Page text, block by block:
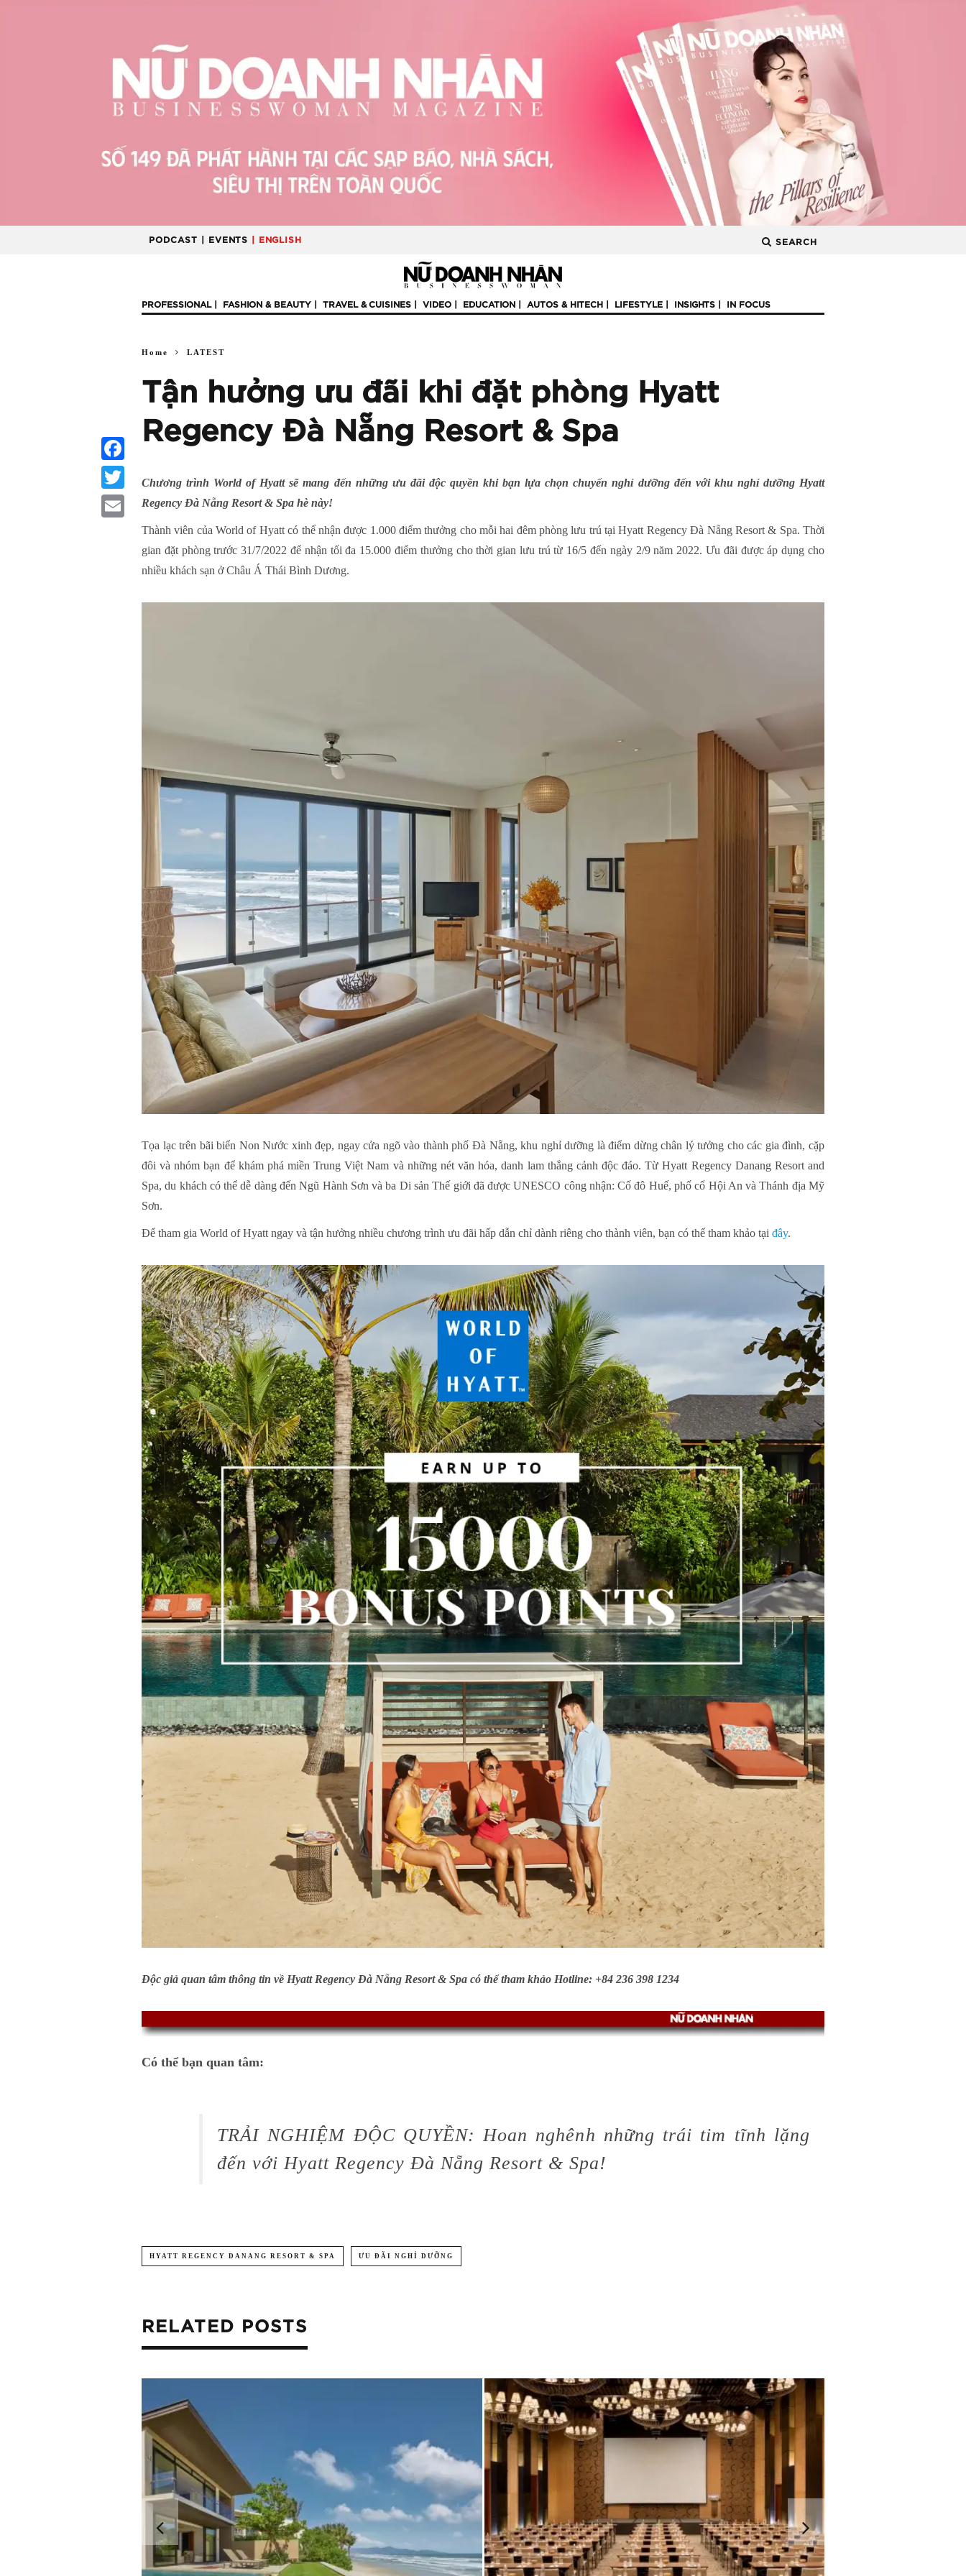
PODCAST | EVENTS | ENGLISH SEARCH
PROFESSIONAL FASHION & BEAUTY TRAVEL & CUISINES VIDEO EDUCATION AUTOS & HITECH LIFESTYLE INSIGHTS IN FOCUS
Home LATEST
Tận hưởng ưu đãi khi đặt phòng Hyatt
Regency Đà Nẵng Resort & Spa
Chương trình World of Hyatt sẽ mang đến những ưu đãi độc quyền khi bạn lựa chọn chuyến nghỉ dưỡng đến với khu nghỉ dưỡng Hyatt
Regency Đà Nẵng Resort & Spa hè này!
Thành viên của World of Hyatt có thể nhận được 1.000 điểm thưởng cho mỗi hai đêm phòng lưu trú tại Hyatt Regency Đà Nẵng Resort & Spa. Thời
gian đặt phòng trước 31/7/2022 để nhận tối đa 15.000 điểm thưởng cho thời gian lưu trú từ 16/5 đến ngày 2/9 năm 2022. Ưu đãi được áp dụng cho
nhiều khách sạn ở Châu Á Thái Bình Dương.
Tọa lạc trên bãi biển Non Nước xinh đẹp, ngay cửa ngõ vào thành phố Đà Nẵng, khu nghỉ dưỡng là điểm dừng chân lý tưởng cho các gia đình, cặp
đôi và nhóm bạn để khám phá miền Trung Việt Nam và những nét văn hóa, danh lam thắng cảnh độc đáo. Từ Hyatt Regency Danang Resort and
Spa, du khách có thể dễ dàng đến Ngũ Hành Sơn và ba Di sản Thế giới đã được UNESCO công nhận: Cố đô Huế, phố cổ Hội An và Thánh địa Mỹ
Sơn.
Để tham gia World of Hyatt ngay và tận hưởng nhiều chương trình ưu đãi hấp dẫn chỉ dành riêng cho thành viên, bạn có thể tham khảo tại đây.
Độc giả quan tâm thông tin về Hyatt Regency Đà Nẵng Resort & Spa có thể tham khảo Hotline: +84 236 398 1234
Có thể bạn quan tâm:
TRẢI NGHIỆM ĐỘC QUYỀN: Hoan nghênh những trái tim tĩnh lặng
đến với Hyatt Regency Đà Nẵng Resort & Spa!
HYATT REGENCY DANANG RESORT & SPA ƯU ĐÃI NGHỈ DƯỠNG
RELATED POSTS
Facebook
Twitter